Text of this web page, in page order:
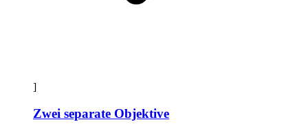
]
Zwei separate Objektive